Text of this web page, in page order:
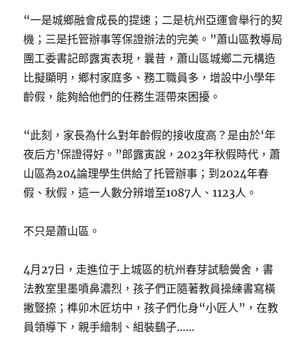
“一是城鄉融會成長的提速；二是杭州亞運會舉行的契
機；三是托管辦事等保證辦法的完美。”蕭山區教導局
團工委書記郎露寅表現，曩昔，蕭山區城鄉二元構造
比擬顯明，鄉村家庭多、務工職員多，增設中小學年
齡假，能夠給他們的任務生涯帶來困擾。
“此刻，家長為什么對年齡假的接收度高？是由於‘年
夜后方’保證得好。”郎露寅說，2023年秋假時代，蕭
山區為204論理學生供給了托管辦事；到2024年春
假、秋假，這一人數分辨增至1087人、1123人。
不只是蕭山區。
4月27日，走進位于上城區的杭州春芽試驗黌舍，書
法教室里墨噴鼻濃烈，孩子們正隨著教員操練書寫橫
撇豎捺；榫卯木匠坊中，孩子們化身“小匠人”，在教
員領導下，親手繪制、組裝鷂子……